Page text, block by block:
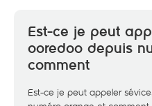
Est-ce je peut
ooredoo depuis
comment
Est-ce je peut appeler